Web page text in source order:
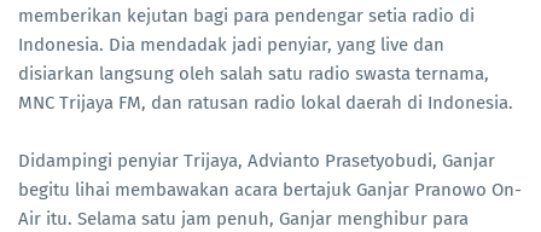
memberikan kejutan bagi para pendengar setia radio di
Indonesia. Dia mendadak jadi penyiar, yang live dan
disiarkan langsung oleh salah satu radio swasta ternama,
MNC Trijaya FM, dan ratusan radio lokal daerah di Indonesia.
Didampingi penyiar Trijaya, Advianto Prasetyobudi, Ganjar
begitu lihai membawakan acara bertajuk Ganjar Pranowo On-
Air itu. Selama satu jam penuh, Ganjar menghibur para